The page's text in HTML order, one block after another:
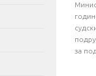
за